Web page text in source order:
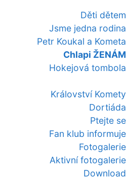
Děti dětem
Jsme jedna rodina
Petr Koukal a Kometa
Chlapi ŽENÁM
Hokejová tombola
Království Komety
Dortiáda
Ptejte se
Fan klub informuje
Fotogalerie
Aktivní fotogalerie
Download